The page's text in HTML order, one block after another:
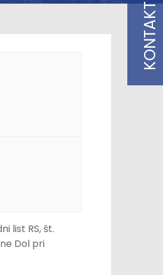
KONTAKT
list RS, št.
Dol pri